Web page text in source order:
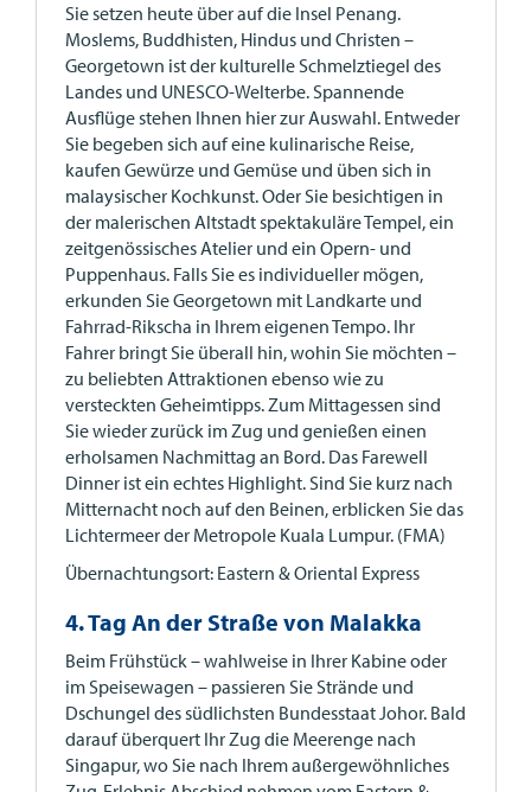
Sie setzen heute über auf die Insel Penang.
Moslems, Buddhisten, Hindus und Christen –
Georgetown ist der kulturelle Schmelztiegel des
Landes und UNESCO-Welterbe. Spannende
Ausflüge stehen Ihnen hier zur Auswahl. Entweder
Sie begeben sich auf eine kulinarische Reise,
kaufen Gewürze und Gemüse und üben sich in
malaysischer Kochkunst. Oder Sie besichtigen in
der malerischen Altstadt spektakuläre Tempel, ein
zeitgenössisches Atelier und ein Opern- und
Puppenhaus. Falls Sie es individueller mögen,
erkunden Sie Georgetown mit Landkarte und
Fahrrad-Rikscha in Ihrem eigenen Tempo. Ihr
Fahrer bringt Sie überall hin, wohin Sie möchten –
zu beliebten Attraktionen ebenso wie zu
versteckten Geheimtipps. Zum Mittagessen sind
Sie wieder zurück im Zug und genießen einen
erholsamen Nachmittag an Bord. Das Farewell
Dinner ist ein echtes Highlight. Sind Sie kurz nach
Mitternacht noch auf den Beinen, erblicken Sie das
Lichtermeer der Metropole Kuala Lumpur. (FMA)
Übernachtungsort: Eastern & Oriental Express
4. Tag An der Straße von Malakka
Beim Frühstück – wahlweise in Ihrer Kabine oder
im Speisewagen – passieren Sie Strände und
Dschungel des südlichsten Bundesstaat Johor. Bald
darauf überquert Ihr Zug die Meerenge nach
Singapur, wo Sie nach Ihrem außergewöhnliches